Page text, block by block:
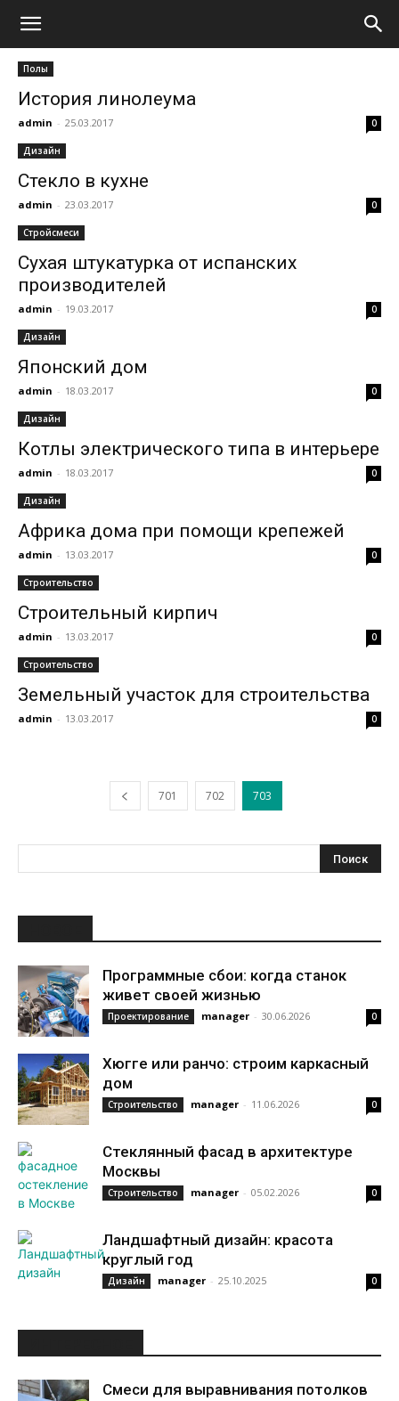
Полы
История линолеума
admin - 25.03.2017 0
Дизайн
Стекло в кухне
admin - 23.03.2017 0
Стройсмеси
Сухая штукатурка от испанских
производителей
admin - 19.03.2017 0
Дизайн
Японский дом
admin - 18.03.2017 0
Дизайн
Котлы электрического типа в интерьере
admin - 18.03.2017 0
Дизайн
Африка дома при помощи крепежей
admin - 13.03.2017 0
Строительство
Строительный кирпич
admin - 13.03.2017 0
Строительство
Земельный участок для строительства
admin - 13.03.2017 0
701 702 703
Программные сбои: когда станок
живет своей жизнью
Проектирование manager - 30.06.2026 0
Хюгге или ранчо: строим каркасный
дом
Строительство manager - 11.06.2026 0
Стеклянный фасад в архитектуре
Москвы
Строительство manager - 05.02.2026 0
Ландшафтный дизайн: красота
круглый год
Дизайн manager - 25.10.2025 0
Смеси для выравнивания потолков